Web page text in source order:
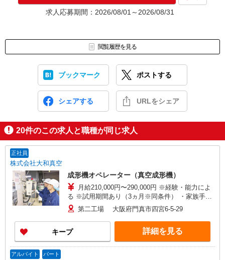
★入社前に配属先が決定する場合もございます。
いずれの場合も、入社された時点で給与が発生します。（当社規
株式会社テクノ・サービス 大阪営業所
〒530-0017 大阪府大阪市北区角田町8-1 大阪梅田ツインタワー
ズ・ノース34階
求人応募期間：2026/08/01～2026/08/31
閲覧履歴を見る
ブックマーク ポストする
シェアする URLをシェア
20件のこの求人と職種が同じ求人
正社員
株式会社大和真空
成形機オペレーター（真空成形機）
月給210,000円〜290,000円 ※経験・能力によ
る ※試用期間あり（3ヵ月※同条件） ・家族手当
（配偶者20,000円・子１人につき5,000円） ・皆
勤手当 ・その他手当あり
第二工場 大阪府門真市四宮6-5-29
キープ 詳細を見る
アルバイト パート